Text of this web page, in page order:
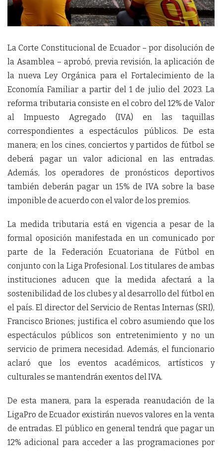
La Corte Constitucional de Ecuador – por disolución de
la Asamblea – aprobó, previa revisión, la aplicación de
la nueva Ley Orgánica para el Fortalecimiento de la
Economía Familiar a partir del 1 de julio del 2023. La
reforma tributaria consiste en el cobro del 12% de Valor
al Impuesto Agregado (IVA) en las taquillas
correspondientes a espectáculos públicos. De esta
manera; en los cines, conciertos y partidos de fútbol se
deberá pagar un valor adicional en las entradas.
Además, los operadores de pronósticos deportivos
también deberán pagar un 15% de IVA sobre la base
imponible de acuerdo con el valor de los premios.
La medida tributaria está en vigencia a pesar de la
formal oposición manifestada en un comunicado por
parte de la Federación Ecuatoriana de Fútbol en
conjunto con la Liga Profesional. Los titulares de ambas
instituciones aducen que la medida afectará a la
sostenibilidad de los clubes y al desarrollo del fútbol en
el país. El director del Servicio de Rentas Internas (SRI),
Francisco Briones; justifica el cobro asumiendo que los
espectáculos públicos son entretenimiento y no un
servicio de primera necesidad. Además, el funcionario
aclaró que los eventos académicos, artísticos y
culturales se mantendrán exentos del IVA.
De esta manera, para la esperada reanudación de la
LigaPro de Ecuador existirán nuevos valores en la venta
de entradas. El público en general tendrá que pagar un
12% adicional para acceder a las programaciones por